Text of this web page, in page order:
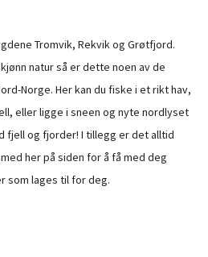
Tromvik, Rekvik og Grøtfjord.
natur så er dette noen av de
Norge. Her kan du fiske i et rikt hav,
eller ligge i sneen og nyte nordlyset
fjell og fjorder! I tillegg er det alltid
her på siden for å få med deg
som lages til for deg.